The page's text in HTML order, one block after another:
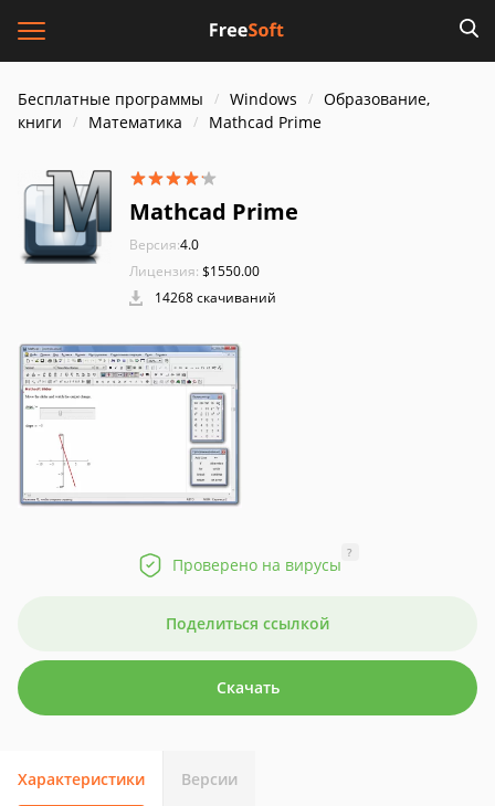
Бесплатные программы Windows
Образование,
книги
Математика Mathcad Prime
Mathcad Prime
Версия:4.0
Лицензия: $1550.00
14268 скачиваний
Проверено на вирусы
?
Поделиться ссылкой
Скачать
Характеристики Версии